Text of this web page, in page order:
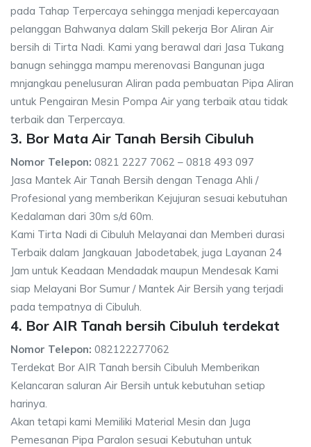
pada Tahap Terpercaya sehingga menjadi kepercayaan
pelanggan Bahwanya dalam Skill pekerja Bor Aliran Air
bersih di Tirta Nadi. Kami yang berawal dari Jasa Tukang
banugn sehingga mampu merenovasi Bangunan juga
mnjangkau penelusuran Aliran pada pembuatan Pipa Aliran
untuk Pengairan Mesin Pompa Air yang terbaik atau tidak
terbaik dan Terpercaya.
3. Bor Mata Air Tanah Bersih Cibuluh
Nomor Telepon: 0821 2227 7062 – 0818 493 097
Jasa Mantek Air Tanah Bersih dengan Tenaga Ahli /
Profesional yang memberikan Kejujuran sesuai kebutuhan
Kedalaman dari 30m s/d 60m.
Kami Tirta Nadi di Cibuluh Melayanai dan Memberi durasi
Terbaik dalam Jangkauan Jabodetabek, juga Layanan 24
Jam untuk Keadaan Mendadak maupun Mendesak Kami
siap Melayani Bor Sumur / Mantek Air Bersih yang terjadi
pada tempatnya di Cibuluh.
4. Bor AIR Tanah bersih Cibuluh terdekat
Nomor Telepon: 082122277062
Terdekat Bor AIR Tanah bersih Cibuluh Memberikan
Kelancaran saluran Air Bersih untuk kebutuhan setiap
harinya.
Akan tetapi kami Memiliki Material Mesin dan Juga
Pemesanan Pipa Paralon sesuai Kebutuhan untuk